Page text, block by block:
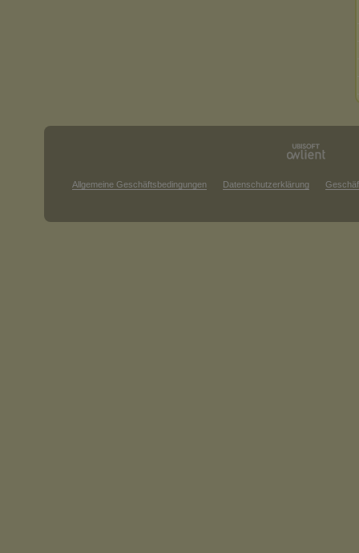
Allgemeine Geschäftsbedingungen Datenschutzerklärung